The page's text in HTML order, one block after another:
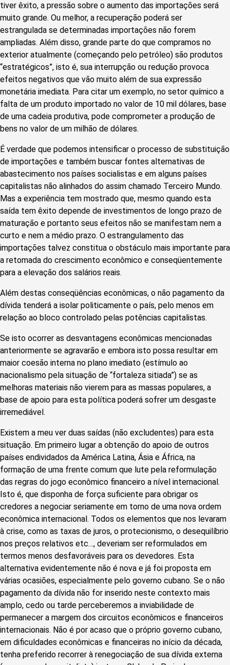
tiver êxito, a pressão sobre o aumento das importações será
muito grande. Ou melhor, a recuperação poderá ser
estrangulada se determinadas importações não forem
ampliadas. Além disso, grande parte do que compramos no
exterior atualmente (começando pelo petróleo) são produtos
“estratégicos”, isto é, sua interrupção ou redução provoca
efeitos negativos que vão muito além de sua expressão
monetária imediata. Para citar um exemplo, no setor químico a
falta de um produto importado no valor de 10 mil dólares, base
de uma cadeia produtiva, pode comprometer a produção de
bens no valor de um milhão de dólares.
É verdade que podemos intensificar o processo de substituição
de importações e também buscar fontes alternativas de
abastecimento nos países socialistas e em alguns países
capitalistas não alinhados do assim chamado Terceiro Mundo.
Mas a experiência tem mostrado que, mesmo quando esta
saída tem êxito depende de investimentos de longo prazo de
maturação e portanto seus efeitos não se manifestam nem a
curto e nem a médio prazo. O estrangulamento das
importações talvez constitua o obstáculo mais importante para
a retomada do crescimento econômico e conseqüentemente
para a elevação dos salários reais.
Além destas conseqüências econômicas, o não pagamento da
dívida tenderá a isolar politicamente o país, pelo menos em
relação ao bloco controlado pelas potências capitalistas.
Se isto ocorrer as desvantagens econômicas mencionadas
anteriormente se agravarão e embora isto possa resultar em
maior coesão interna no plano imediato (estímulo ao
nacionalismo pela situação de “fortaleza sitiada”) se as
melhoras materiais não vierem para as massas populares, a
base de apoio para esta política poderá sofrer um desgaste
irremediável.
Existem a meu ver duas saídas (não excludentes) para esta
situação. Em primeiro lugar a obtenção do apoio de outros
países endividados da América Latina, Ásia e África, na
formação de uma frente comum que lute pela reformulação
das regras do jogo econômico financeiro a nível internacional.
Isto é, que disponha de força suficiente para obrigar os
credores a negociar seriamente em torno de uma nova ordem
econômica internacional. Todos os elementos que nos levaram
à crise, como as taxas de juros, o protecionismo, o desequilíbrio
nos preços relativos etc…, deveriam ser reformulados em
termos menos desfavoráveis para os devedores. Esta
alternativa evidentemente não é nova e já foi proposta em
várias ocasiões, especialmente pelo governo cubano. Se o não
pagamento da dívida não for inserido neste contexto mais
amplo, cedo ou tarde perceberemos a inviabilidade de
permanecer a margem dos circuitos econômicos e financeiros
internacionais. Não é por acaso que o próprio governo cubano,
em dificuldades econômicas e financeiras no início da década,
tenha preferido recorrer à renegociação de sua dívida externa